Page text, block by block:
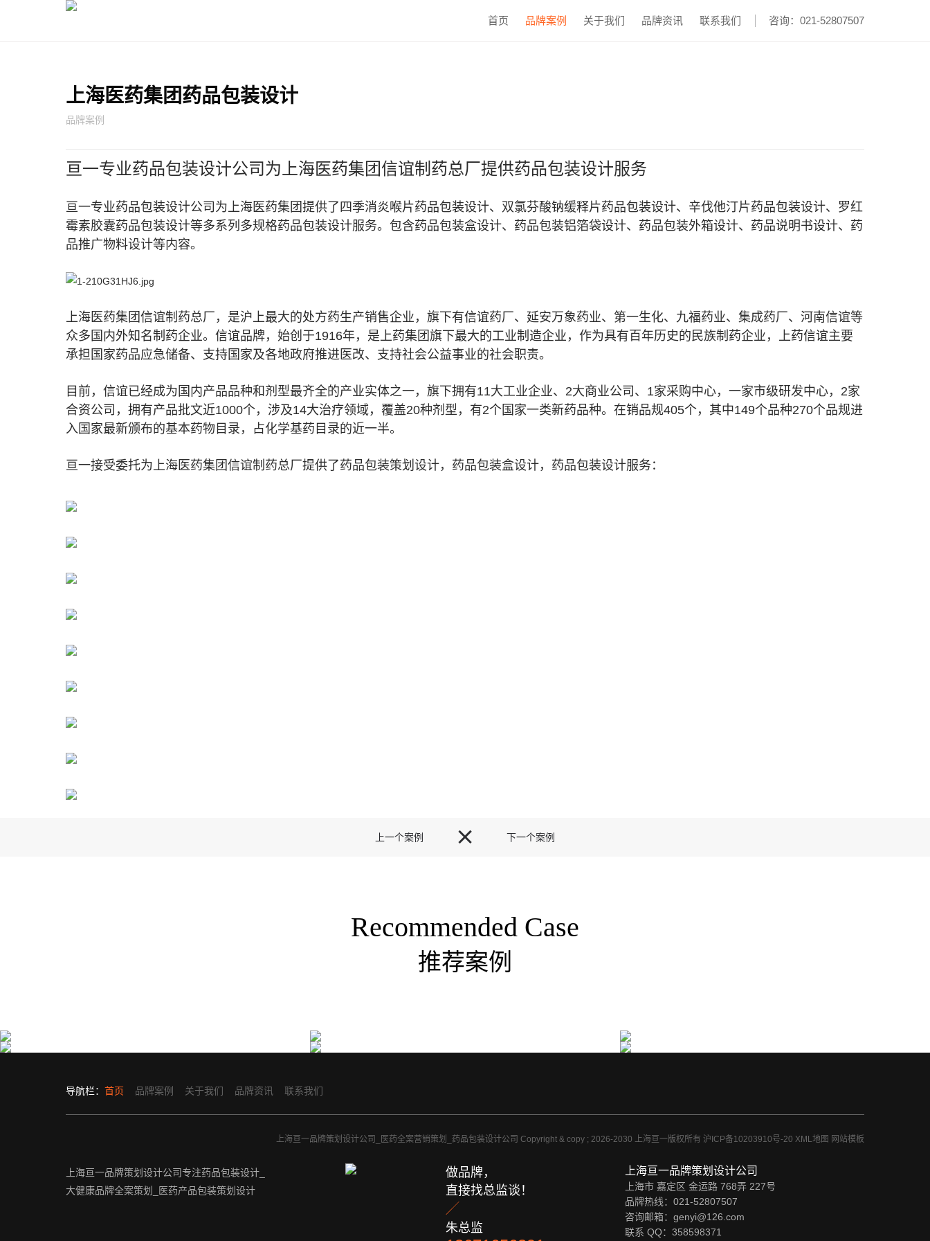
咨询：021-52807507
首页 品牌案例 关于我们 品牌资讯 联系我们
上海医药集团药品包装设计
品牌案例
亘一专业药品包装设计公司为上海医药集团信谊制药总厂提供药品包装设计服务
亘一专业药品包装设计公司为上海医药集团提供了四季消炎喉片药品包装设计、双氯芬酸钠缓释片药品包装设计、辛伐他汀片药品包装设计、罗红
霉素胶囊药品包装设计等多系列多规格药品包装设计服务。包含药品包装盒设计、药品包装铝箔袋设计、药品包装外箱设计、药品说明书设计、药
品推广物料设计等内容。
上海医药集团信谊制药总厂，是沪上最大的处方药生产销售企业，旗下有信谊药厂、延安万象药业、第一生化、九福药业、集成药厂、河南信谊等
众多国内外知名制药企业。信谊品牌，始创于1916年，是上药集团旗下最大的工业制造企业，作为具有百年历史的民族制药企业，上药信谊主要
承担国家药品应急储备、支持国家及各地政府推进医改、支持社会公益事业的社会职责。
目前，信谊已经成为国内产品品种和剂型最齐全的产业实体之一，旗下拥有11大工业企业、2大商业公司、1家采购中心，一家市级研发中心，2家
合资公司，拥有产品批文近1000个，涉及14大治疗领域，覆盖20种剂型，有2个国家一类新药品种。在销品规405个，其中149个品种270个品规进
入国家最新颁布的基本药物目录，占化学基药目录的近一半。
亘一接受委托为上海医药集团信谊制药总厂提供了药品包装策划设计，药品包装盒设计，药品包装设计服务：
上一个案例 下一个案例

Recommended Case
推荐案例
亘一专业药品包装设计公司为复旦张江生物医··· 亘一专业药品包装设计公司为上海医药集团信··· 亘一上海专业药品包装设计公司服务经营健康···
导航栏： 首页 品牌案例 关于我们 品牌资讯 联系我们
上海亘一品牌策划设计公司_医药全案营销策划_药品包装设计公司 Copyright & copy ; 2026-2030 上海亘一版权所有 沪ICP备10203910号-20 XML地图 网站模板
上海亘一品牌策划设计公司专注药品包装设计_
大健康品牌全案策划_医药产品包装策划设计
做品牌，
直接找总监谈！

朱总监
上海亘一品牌策划设计公司
上海市 嘉定区 金运路 768弄 227号
品牌热线：021-52807507
咨询邮箱：genyi@126.com
联系 QQ： 358598371